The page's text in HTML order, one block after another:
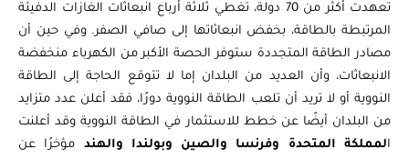
تعهدت أكثر من 70 دولة، تغطي ثلاثة أرباع انبعاثات الغازات الدفيئة
المرتبطة بالطاقة، بخفض انبعاثاتها إلى صافي الصفر. وفي حين أن
مصادر الطاقة المتجددة ستوفر الحصة الأكبر من الكهرباء منخفضة
الانبعاثات، وأن العديد من البلدان إما لا تتوقع الحاجة إلى الطاقة
النووية أو لا تريد أن تلعب الطاقة النووية دورًا، فقد أعلن عدد متزايد
من البلدان أيضًا عن خطط للاستثمار في الطاقة النووية وقد أعلنت
لمملكة المتحدة وفرنسا والصين وبولندا والهندمؤخرًا عن